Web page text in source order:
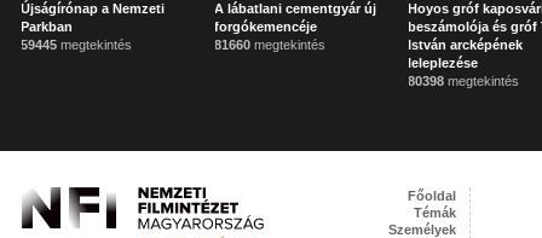
Újságírónap a Nemzeti
Parkban
59445 megtekintés
A lábatlani cementgyár új
forgókemencéje
81660 megtekintés
Hoyos gróf
beszámolója és gróf
István arcképének
leleplezése
80398 megtekintés
Főoldal
Témák
Személyek